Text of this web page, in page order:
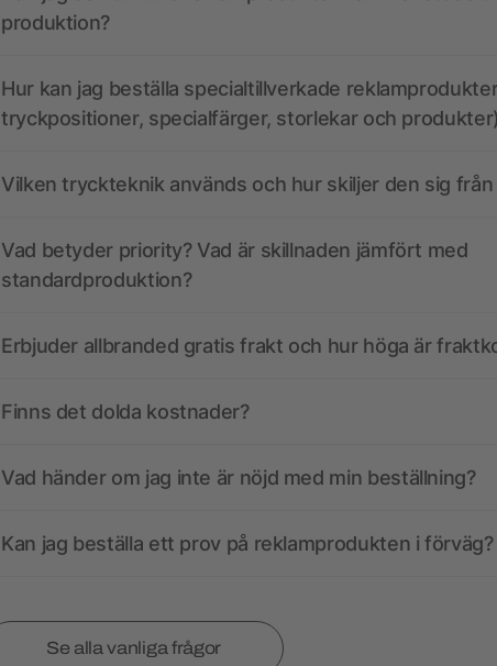
produktion?
Hur kan jag beställa specialtillverkade
tryckpositioner, specialfärger, storlekar och
Vilken tryckteknik används och hur skiljer den sig från
Vad betyder priority? Vad är skillnaden jämfört med
standardproduktion?
Erbjuder allbranded gratis frakt och hur höga är
Finns det dolda kostnader?
Vad händer om jag inte är nöjd med min beställning?
Kan jag beställa ett prov på reklamprodukten i förväg?
Se alla vanliga frågor